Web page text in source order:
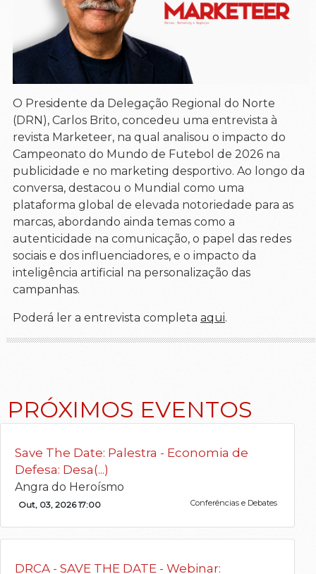
O Presidente da Delegação Regional do Norte
(DRN), Carlos Brito, concedeu uma entrevista à
revista Marketeer, na qual analisou o impacto do
Campeonato do Mundo de Futebol de 2026 na
publicidade e no marketing desportivo. Ao longo da
conversa, destacou o Mundial como uma
plataforma global de elevada notoriedade para as
marcas, abordando ainda temas como a
autenticidade na comunicação, o papel das redes
sociais e dos influenciadores, e o impacto da
inteligência artificial na personalização das
campanhas.
Poderá ler a entrevista completa aqui.
PRÓXIMOS EVENTOS
Save The Date: Palestra - Economia de
Defesa: Desa(...)
Angra do Heroísmo
Out, 03, 2026 17:00 Conferências e Debates
DRCA - SAVE THE DATE - Webinar: